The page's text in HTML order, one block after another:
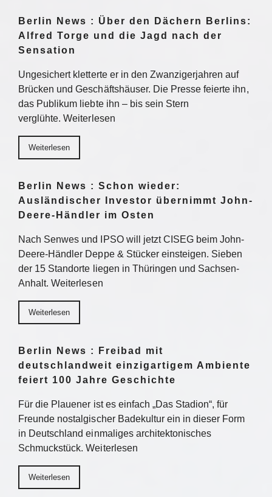
Berlin News : Über den Dächern Berlins:
Alfred Torge und die Jagd nach der
Sensation
Ungesichert kletterte er in den Zwanzigerjahren auf
Brücken und Geschäftshäuser. Die Presse feierte ihn,
das Publikum liebte ihn – bis sein Stern
verglühte. Weiterlesen
Weiterlesen
Berlin News : Schon wieder:
Ausländischer Investor übernimmt John-
Deere-Händler im Osten
Nach Senwes und IPSO will jetzt CISEG beim John-
Deere-Händler Deppe & Stücker einsteigen. Sieben
der 15 Standorte liegen in Thüringen und Sachsen-
Anhalt. Weiterlesen
Weiterlesen
Berlin News : Freibad mit
deutschlandweit einzigartigem Ambiente
feiert 100 Jahre Geschichte
Für die Plauener ist es einfach „Das Stadion“, für
Freunde nostalgischer Badekultur ein in dieser Form
in Deutschland einmaliges architektonisches
Schmuckstück. Weiterlesen
Weiterlesen